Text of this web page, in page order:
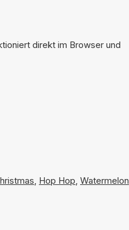
direkt im Browser und
, Hop Hop, Watermelon